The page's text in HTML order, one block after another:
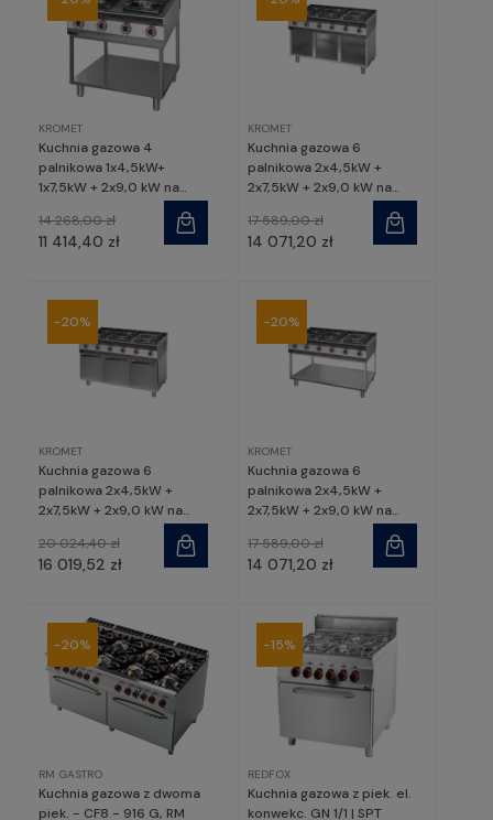
KROMET
Kuchnia gazowa 4
palnikowa 1x4,5kW+
1x7,5kW + 2x9,0 kW na
900.KG-4.T, Kromet
11 414,40 zł
14 268,00 zł
KROMET
Kuchnia gazowa 6
palnikowa 2x4,5kW +
2x7,5kW + 2x9,0 kW na
otwartej | 900.KG-6.S,
Kromet
14 071,20 zł
17 589,00 zł
KROMET
Kuchnia gazowa 6
palnikowa 2x4,5kW +
2x7,5kW + 2x9,0 kW na
zamkniętej | 900.KG-6.S.D,
Kromet
16 019,52 zł
20 024,40 zł
-20%
KROMET
Kuchnia gazowa 6
palnikowa 2x4,5kW +
2x7,5kW + 2x9,0 kW na
900.KG-6.T, Kromet
14 071,20 zł
17 589,00 zł
-20%
RM GASTRO
Kuchnia gazowa z dwoma
piek. - CF8 - 916 G, RM
-20%
REDFOX
Kuchnia gazowa z piek. el.
konwekc. GN 1/1 | SPT
-15%